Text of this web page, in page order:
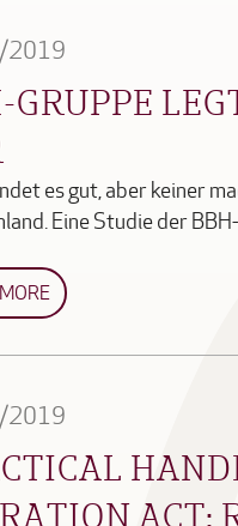
2019
GRUPPE
es gut, aber keiner
Eine Studie der
2019
ACT: